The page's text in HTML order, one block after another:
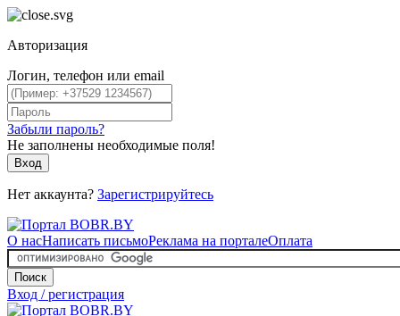
Авторизация
Логин, телефон или email
Забыли пароль?
Не заполнены необходимые поля!
Вход
Нет аккаунта? Зарегистрируйтесь
О насНаписать письмоРеклама на порталеОплата
Поиск
Вход / регистрация